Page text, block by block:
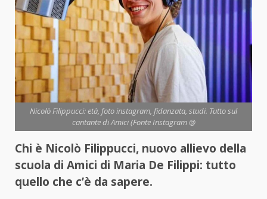
Nicolò Filippucci: età, foto instagram, fidanzata, studi. Tutto sul
cantante di Amici (Fonte Instagram @
Chi è Nicolò Filippucci, nuovo allievo della
scuola di Amici di Maria De Filippi: tutto
quello che c’è da sapere.